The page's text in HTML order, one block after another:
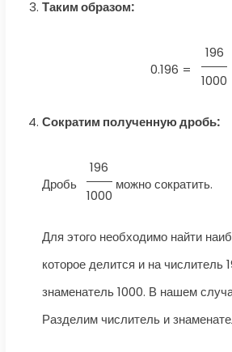
Таким образом:
0.196 =
196
1000
Сократим полученную дробь:
Дробь
196
1000
можно сократить.
Для этого необходимо найти
которое делится и на числитель
знаменатель 1000. В нашем
Разделим числитель и